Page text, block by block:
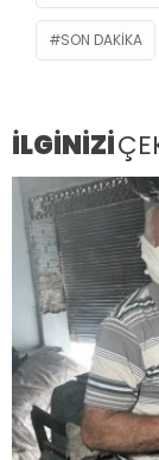
SON DAKIKA
İLGİNİZİ